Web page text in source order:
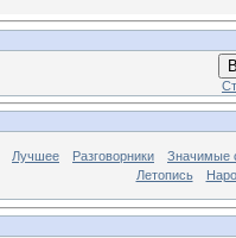
Лучшее Разговорники
Значимые
Летопись